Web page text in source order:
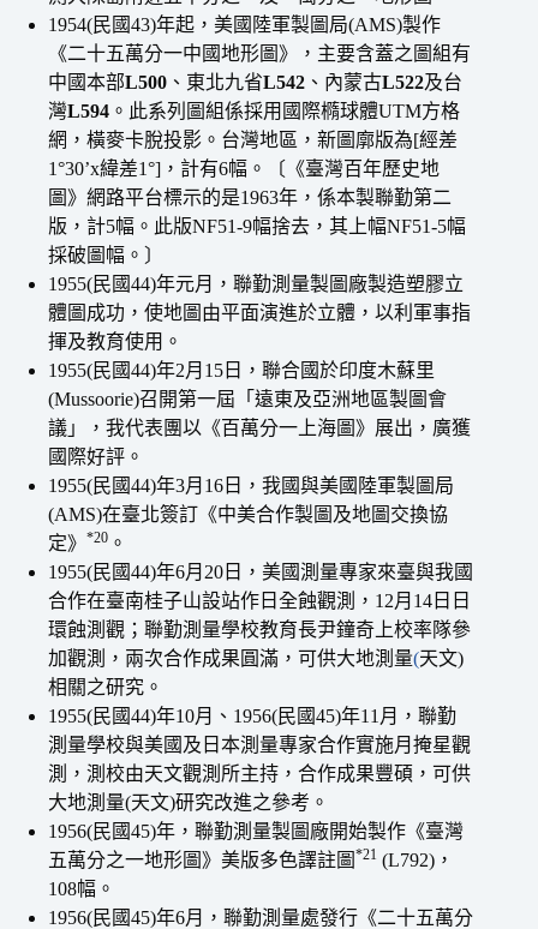
1954(民國43)年起，美國陸軍製圖局(AMS)製作
《二十五萬分一中國地形圖》，主要含蓋之圖組有
中國本部L500 、東北九省L542 、內蒙古L522及台
灣L594 。此系列圖組係採用國際橢球體UTM方格
網，橫麥卡脫投影。台灣地區，新圖廓版為[經差
1°30’x緯差1°]，計有6幅。〔《臺灣百年歷史地
圖》網路平台標示的是1963年，係本製聯勤第二
版，計5幅。此版NF51-9幅捨去，其上幅NF51-5幅
採破圖幅。〕
1955(民國44)年元月，聯勤測量製圖廠製造塑膠立
體圖成功，使地圖由平面演進於立體，以利軍事指
揮及教育使用。
1955(民國44)年2月15日，聯合國於印度木蘇里
(Mussoorie)召開第一屆「遠東及亞洲地區製圖會
議」，我代表團以《百萬分一上海圖》展出，廣獲
國際好評。
1955(民國44)年3月16日，我國與美國陸軍製圖局
(AMS)在臺北簽訂《中美合作製圖及地圖交換協
定》 *20 。
1955(民國44)年6月20日，美國測量專家來臺與我國
合作在臺南桂子山設站作日全蝕觀測，12月14日日
環蝕測觀；聯勤測量學校教育長尹鐘奇上校率隊參
加觀測，兩次合作成果圓滿，可供大地測量(天文)
相關之研究。
1955(民國44)年10月、1956(民國45)年11月，聯勤
測量學校與美國及日本測量專家合作實施月掩星觀
測，測校由天文觀測所主持，合作成果豐碩，可供
大地測量(天文)研究改進之參考。
1956(民國45)年，聯勤測量製圖廠開始製作《臺灣
五萬分之一地形圖》美版多色譯註圖 *21 (L792)，
108幅。
1956(民國45)年6月，聯勤測量處發行《二十五萬分